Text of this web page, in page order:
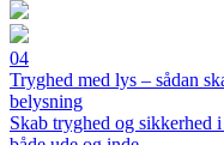
04
Tryghed med lys – sådan
belysning
Skab tryghed og sikkerhed